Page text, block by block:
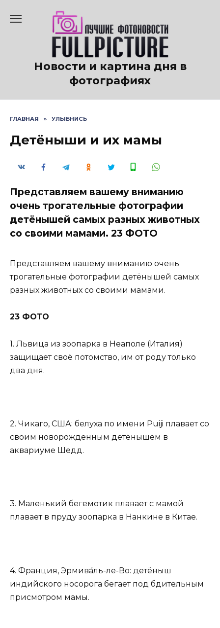
содержанию
Новости и картина дня в
фотографиях
ГЛАВНАЯ » УЛЫБНИСЬ
Детёныши и их мамы
Представляем вашему вниманию
очень трогательные фотографии
детёнышей самых разных животных
со своими мамами. 23 ФОТО
Представляем вашему вниманию очень
трогательные фотографии детёнышей самых
разных животных со своими мамами.
23 ФОТО
1. Львица из зоопарка в Неаполе (Италия)
защищает своё потомство, им от роду только
два дня.
2. Чикаго, США: белуха по имени Puiji плавает со
своим новорожденным детёнышем в
аквариуме Шедд.
3. Маленький бегемотик плавает с мамой
плавает в пруду зоопарка в Нанкине в Китае.
4. Франция, Эрмива́ль-ле-Во: детёныш
индийского носорога бегает под бдительным
присмотром мамы.